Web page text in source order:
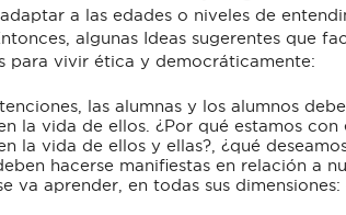
a las edades o niveles de
algunas Ideas sugerentes que
para vivir ética y democráticamente:
las alumnas y los alumnos
la vida de ellos. ¿Por qué estamos con
la vida de ellos y ellas?, ¿qué
hacerse manifiestas en relación a
va aprender, en todas sus